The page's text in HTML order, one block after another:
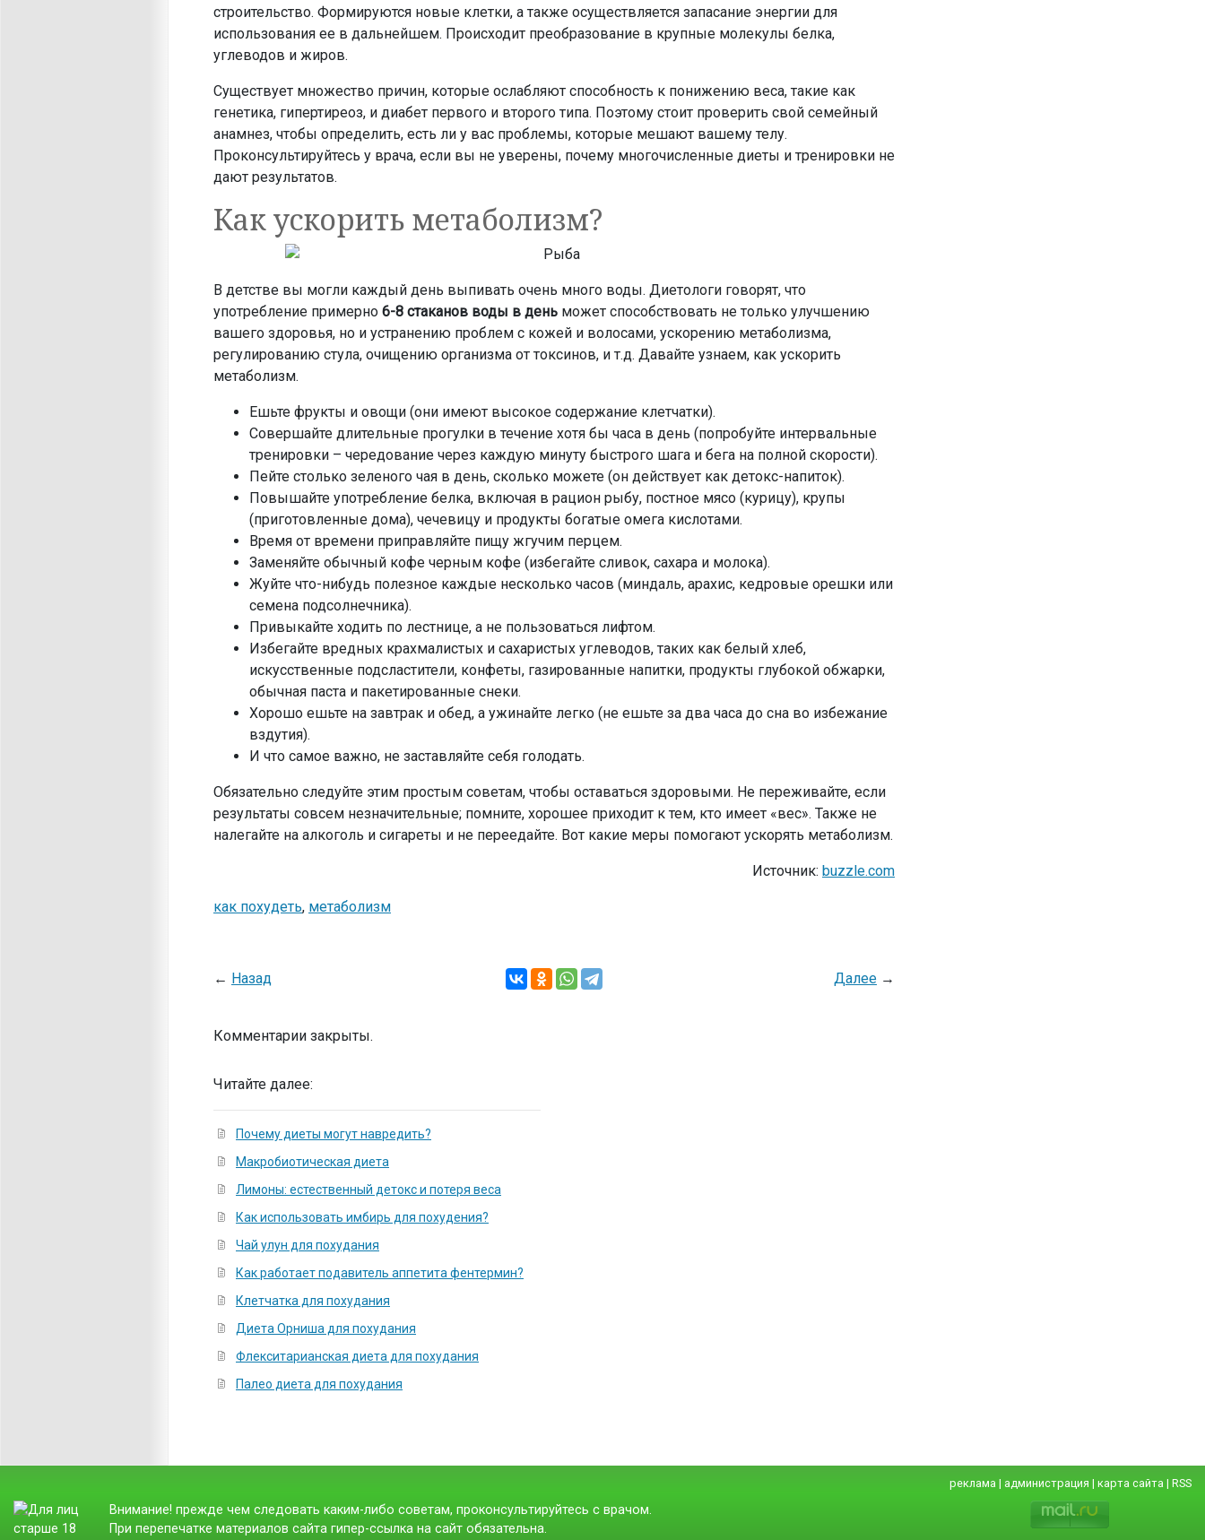
строительство. Формируются новые клетки, а также осуществляется запасание энергии для
использования ее в дальнейшем. Происходит преобразование в крупные молекулы белка,
углеводов и жиров.
Существует множество причин, которые ослабляют способность к понижению веса, такие как
генетика, гипертиреоз, и диабет первого и второго типа. Поэтому стоит проверить свой семейный
анамнез, чтобы определить, есть ли у вас проблемы, которые мешают вашему телу.
Проконсультируйтесь у врача, если вы не уверены, почему многочисленные диеты и тренировки не
дают результатов.
Как ускорить метаболизм?
В детстве вы могли каждый день выпивать очень много воды. Диетологи говорят, что
употребление примерно 6-8 стаканов воды в день может способствовать не только улучшению
вашего здоровья, но и устранению проблем с кожей и волосами, ускорению метаболизма,
регулированию стула, очищению организма от токсинов, и т.д. Давайте узнаем, как ускорить
метаболизм.
Ешьте фрукты и овощи (они имеют высокое содержание клетчатки).
Совершайте длительные прогулки в течение хотя бы часа в день (попробуйте интервальные
тренировки – чередование через каждую минуту быстрого шага и бега на полной скорости).
Пейте столько зеленого чая в день, сколько можете (он действует как детокс-напиток).
Повышайте употребление белка, включая в рацион рыбу, постное мясо (курицу), крупы
(приготовленные дома), чечевицу и продукты богатые омега кислотами.
Время от времени приправляйте пищу жгучим перцем.
Заменяйте обычный кофе черным кофе (избегайте сливок, сахара и молока).
Жуйте что-нибудь полезное каждые несколько часов (миндаль, арахис, кедровые орешки или
семена подсолнечника).
Привыкайте ходить по лестнице, а не пользоваться лифтом.
Избегайте вредных крахмалистых и сахаристых углеводов, таких как белый хлеб,
искусственные подсластители, конфеты, газированные напитки, продукты глубокой обжарки,
обычная паста и пакетированные снеки.
Хорошо ешьте на завтрак и обед, а ужинайте легко (не ешьте за два часа до сна во избежание
вздутия).
И что самое важно, не заставляйте себя голодать.
Обязательно следуйте этим простым советам, чтобы оставаться здоровыми. Не переживайте, если
результаты совсем незначительные; помните, хорошее приходит к тем, кто имеет «вес». Также не
налегайте на алкоголь и сигареты и не переедайте. Вот какие меры помогают ускорять метаболизм.
Источник: buzzle.com
как похудеть, метаболизм
← Назад Далее→
Комментарии закрыты.
Читайте далее:
Почему диеты могут навредить?
Макробиотическая диета
Лимоны: естественный детокс и потеря веса
Как использовать имбирь для похудения?
Чай улун для похудания
Как работает подавитель аппетита фентермин?
Клетчатка для похудания
Диета Орниша для похудания
Флекситарианская диета для похудания
Палео диета для похудания
реклама | администрация | карта сайта | RSS
Внимание! прежде чем следовать каким-либо советам, проконсультируйтесь с врачом.
При перепечатке материалов сайта гипер-ссылка на сайт обязательна.